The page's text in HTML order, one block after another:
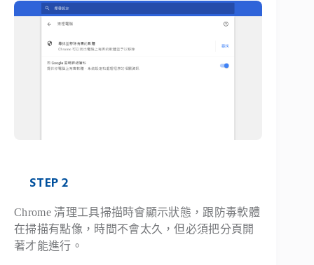
STEP 2
Chrome 清理工具掃描時會顯示狀態，跟防毒軟體
在掃描有點像，時間不會太久，但必須把分頁開
著才能進行。